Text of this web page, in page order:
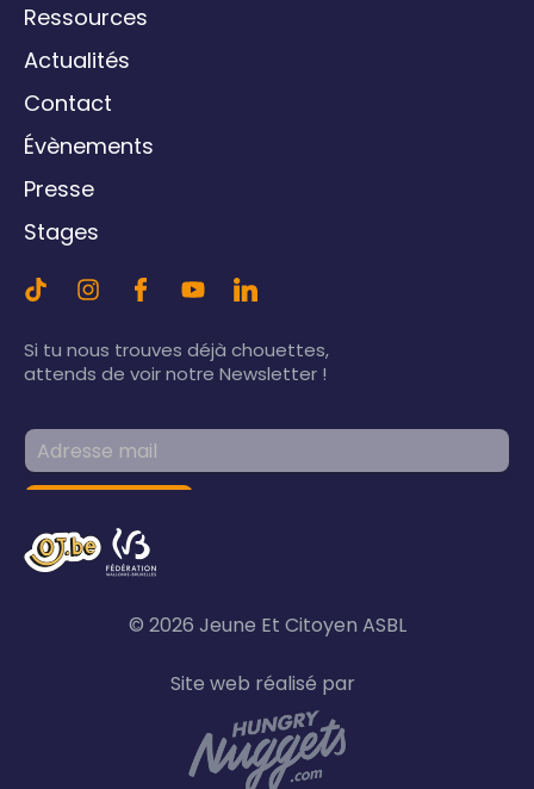
Ressources
Actualités
Contact
Évènements
Presse
Stages
Si tu nous trouves déjà chouettes,
attends de voir notre Newsletter !
© 2026 Jeune Et Citoyen ASBL
Site web réalisé par